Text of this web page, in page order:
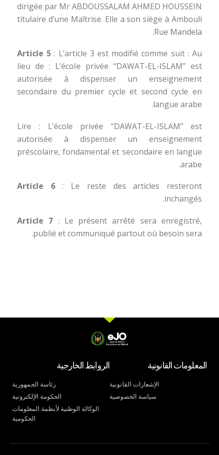
dirigée par Mr ABDOUSSALAM AHMED HOUSSEIN
titulaire d’une Maîtrise. Elle a son siège à Ambouli
Rue Mandela.
Article 5 : L’article 3 est modifié comme suit : Au
lieu de : L’école privée “DAWAT-EL-ISLAM” est
autorisée à dispenser un enseignement
secondaire du premier cycle et second cycle en
langue arabe.
Lire : L’école privée “DAWAT-EL-ISLAM” est
autorisée à dispenser un enseignement
préscolaire, fondamental et secondaire en langue
arabe.
Article 6: Le reste des articles resteront
inchangés.
Article 7 : Le présent arrêté sera enregistré,
publié et communiqué partout où besoin sera.
المعلومات القانونية
الإشعارات القانونية
سياسة الخصوصية
الروابط الخارجية
رئاسة الجمهورية
الحكومة الإلكترونية
الوكالة الوطنية لأنظمة المعلومات
الحكومية